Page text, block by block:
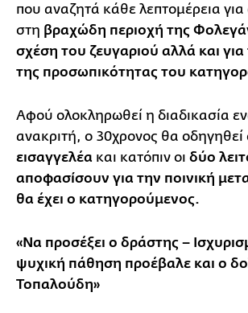
που αναζητά κάθε λεπτομέρεια για
στη βραχώδη περιοχή της
σχέση του ζευγαριού αλλά και για
της προσωπικότητας του
Αφού ολοκληρωθεί η διαδικασία
ανακριτή, ο 30χρονος θα οδηγηθεί
εισαγγελέα και κατόπιν οι δύο
αποφασίσουν για την ποινική
θα έχει ο κατηγορούμενος.
«Να προσέξει ο δράστης –
ψυχική πάθηση προέβαλε και ο
Τοπαλούδη»